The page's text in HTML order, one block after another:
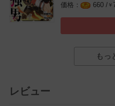
660 / ￥
もっ
レビュー